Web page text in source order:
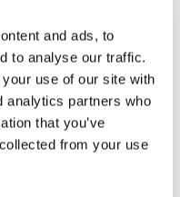
and ads, to
to analyse our traffic.
use of our site with
analytics partners who
that you’ve
from your use